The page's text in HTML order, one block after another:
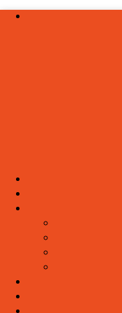
Aller
MAIN